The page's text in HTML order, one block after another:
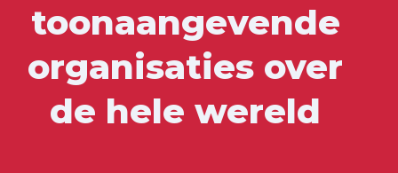
toonaangevende
organisaties over
de hele wereld